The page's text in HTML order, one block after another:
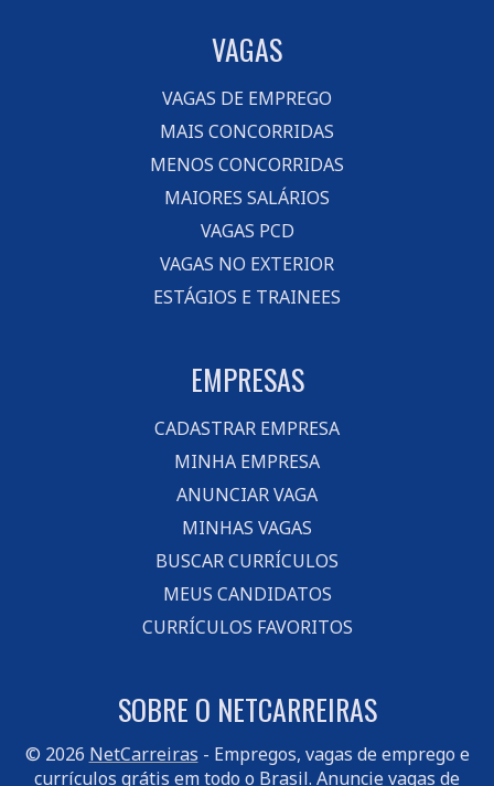
VAGAS
VAGAS DE EMPREGO
MAIS CONCORRIDAS
MENOS CONCORRIDAS
MAIORES SALÁRIOS
VAGAS PCD
VAGAS NO EXTERIOR
ESTÁGIOS E TRAINEES
EMPRESAS
CADASTRAR EMPRESA
MINHA EMPRESA
ANUNCIAR VAGA
MINHAS VAGAS
BUSCAR CURRÍCULOS
MEUS CANDIDATOS
CURRÍCULOS FAVORITOS
SOBRE O NETCARREIRAS
© 2026 NetCarreiras - Empregos, vagas de emprego e
currículos grátis em todo o Brasil. Anuncie vagas de